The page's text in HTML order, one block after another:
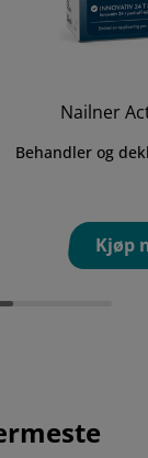
Nailner
Behandler og
Kjøp